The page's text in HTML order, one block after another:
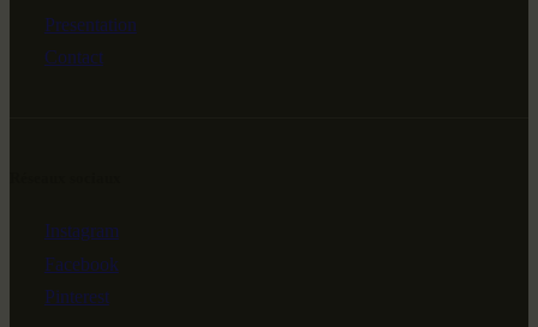
Presentation
Contact
Instagram
Facebook
Pinterest